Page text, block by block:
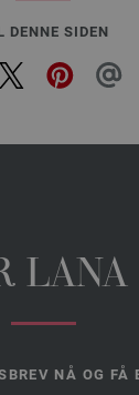
DENNE SIDEN
NÅ OG FÅ